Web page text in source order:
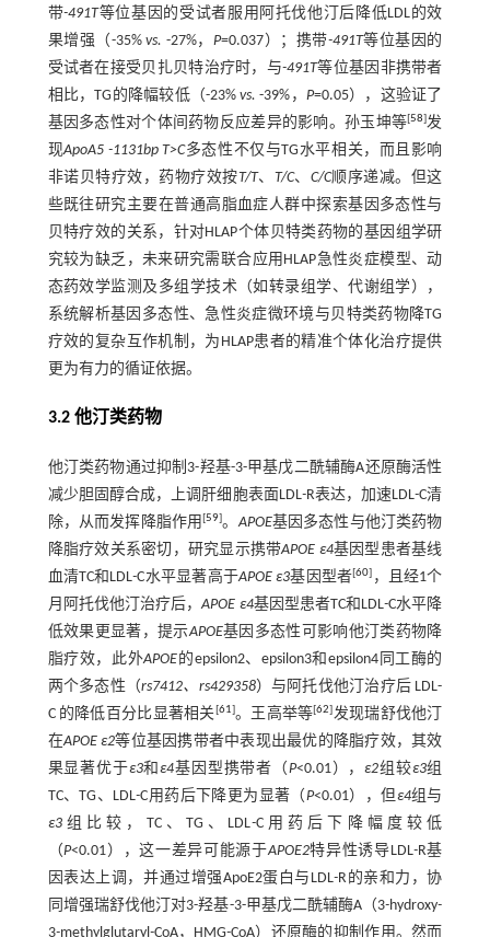
带-491T等位基因的受试者服用阿托伐他汀后降低LDL的效
果增强（-35%vs. -27%， P=0.037）；携带-491T等位基因的
受试者在接受贝扎贝特治疗时，与-491T等位基因非携带者
相比，TG的降幅较低（-23%vs. -39%， P=0.05），这验证了
基因多态性对个体间药物反应差异的影响。孙玉坤等[58]发
现ApoA5 -1131bp T>C多态性不仅与TG水平相关，而且影响
非诺贝特疗效，药物疗效按T/T、 T/C、 C/C顺序递减。但这
些既往研究主要在普通高脂血症人群中探索基因多态性与
贝特疗效的关系，针对HLAP个体贝特类药物的基因组学研
究较为缺乏，未来研究需联合应用HLAP急性炎症模型、动
态药效学监测及多组学技术（如转录组学、代谢组学），
系统解析基因多态性、急性炎症微环境与贝特类药物降TG
疗效的复杂互作机制，为HLAP患者的精准个体化治疗提供
更为有力的循证依据。
3.2 他汀类药物
他汀类药物通过抑制3-羟基-3-甲基戊二酰辅酶A还原酶活性
减少胆固醇合成，上调肝细胞表面LDL-R表达，加速LDL-C清
除，从而发挥降脂作用[59]。APOE基因多态性与他汀类药物
降脂疗效关系密切，研究显示携带APOE ε4基因型患者基线
血清TC和LDL-C水平显著高于APOE ε3基因型者[60] ，且经1个
月阿托伐他汀治疗后，APOE ε4基因型患者TC和LDL-C水平降
低效果更显著，提示APOE基因多态性可影响他汀类药物降
脂疗效，此外APOE 的epsilon2、epsilon3和epsilon4同工酶的
两个多态性（rs7412、rs429358）与阿托伐他汀治疗后 LDL-
C 的降低百分比显著相关[61]。王高举等[62]发现瑞舒伐他汀
在APOE ε2等位基因携带者中表现出最优的降脂疗效，其效
果显著优于ε3和ε4基因型携带者（P<0.01），ε2组较ε3组
TC、TG、LDL-C用药后下降更为显著（P<0.01），但ε4组与
ε3组比较，TC、TG、LDL-C用药后下降幅度较低
（P<0.01），这一差异可能源于APOE2特异性诱导LDL-R基
因表达上调，并通过增强ApoE2蛋白与LDL-R的亲和力，协
同增强瑞舒伐他汀对3-羟基-3-甲基戊二酰辅酶A（3-hydroxy-
3-methylglutaryl-CoA，HMG-CoA）还原酶的抑制作用。然而